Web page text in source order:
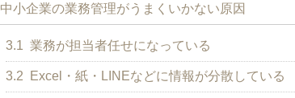
中小企業の業務管理がうまくいかない原因
3.1 業務が担当者任せになっている
3.2 Excel・紙・LINEなどに情報が分散している